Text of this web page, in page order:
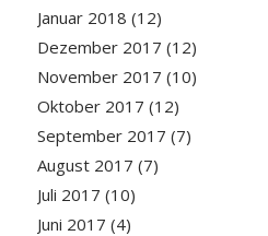
Januar 2018 (12)
Dezember 2017 (12)
November 2017 (10)
Oktober 2017 (12)
September 2017 (7)
August 2017 (7)
Juli 2017 (10)
Juni 2017 (4)